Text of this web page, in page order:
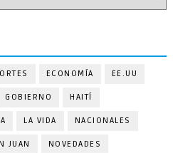
ECONOMÍA EE.UU
GOBIERNO HAITÍ
LA VIDA NACIONALES
JUAN NOVEDADES